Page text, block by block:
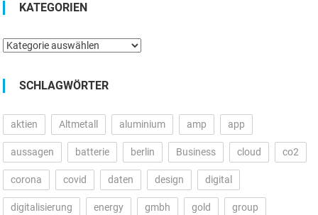
KATEGORIEN
Kategorien
SCHLAGWÖRTER
aktien Altmetall aluminium amp app
aussagen batterie berlin Business cloud co2
corona covid daten design digital
digitalisierung energy gmbh gold group